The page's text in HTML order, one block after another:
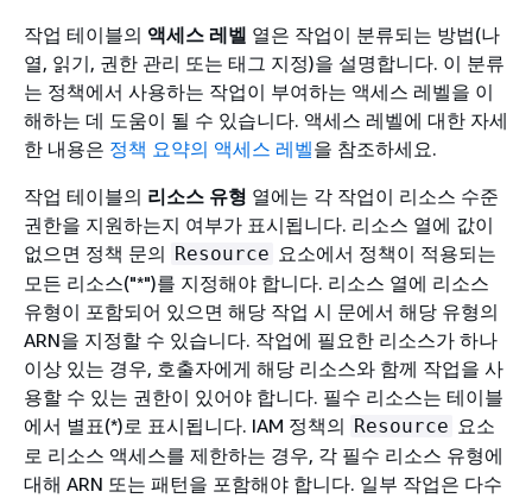
작업 테이블의 액세스 레벨 열은 작업이 분류되는 방법(나
열, 읽기, 권한 관리 또는 태그 지정)을 설명합니다. 이 분류
는 정책에서 사용하는 작업이 부여하는 액세스 레벨을 이
해하는 데 도움이 될 수 있습니다. 액세스 레벨에 대한 자세
한 내용은 정책 요약의 액세스 레벨을 참조하세요.
작업 테이블의 리소스 유형 열에는 각 작업이 리소스 수준
권한을 지원하는지 여부가 표시됩니다. 리소스 열에 값이
없으면 정책 문의 Resource 요소에서 정책이 적용되는
모든 리소스("*")를 지정해야 합니다. 리소스 열에 리소스
유형이 포함되어 있으면 해당 작업 시 문에서 해당 유형의
ARN을 지정할 수 있습니다. 작업에 필요한 리소스가 하나
이상 있는 경우, 호출자에게 해당 리소스와 함께 작업을 사
용할 수 있는 권한이 있어야 합니다. 필수 리소스는 테이블
에서 별표(*)로 표시됩니다. IAM 정책의 Resource 요소
로 리소스 액세스를 제한하는 경우, 각 필수 리소스 유형에
대해 ARN 또는 패턴을 포함해야 합니다. 일부 작업은 다수